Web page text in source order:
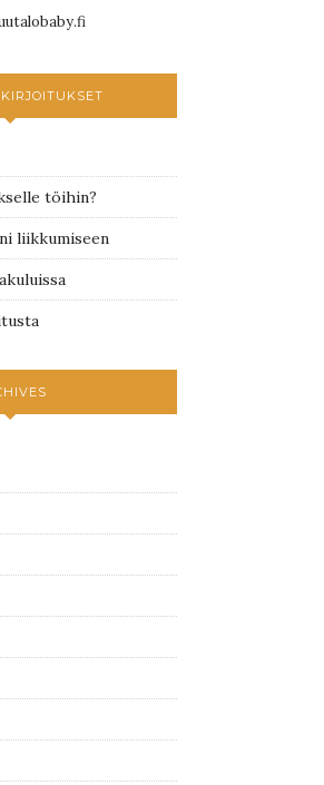
töihin?
liikkumiseen